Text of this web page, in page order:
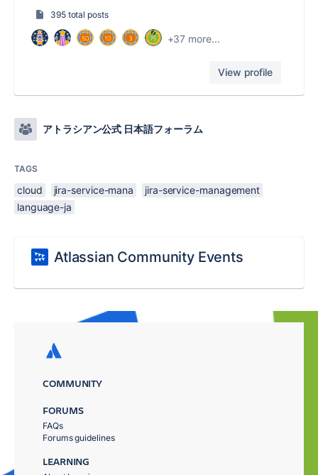
395 total posts
+37 more...
View profile
アトラシアン公式 日本語フォーラム
TAGS
cloud jira-service-mana
jira-service-management
language-ja
Atlassian Community Events
COMMUNITY
FORUMS
FAQs
Forums guidelines
LEARNING